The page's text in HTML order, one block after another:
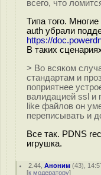
всего, что
Типа того.
auth убрали
https://
В таких
> Во всяком
стандартам и
поприятнее
валидацией ssl и
like файлов он
переписывать и
Все так. PDNS
игрушка.
2.44 ,Аноним (43),
[к модератору]